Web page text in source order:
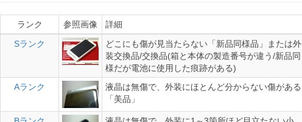
ランク 参照画像
詳細
Sランク
どこにも傷が見当たらない「新品同様品」または外
装交換品/交換品(箱と本体の製造番号が違う/新品同
様だが電池に使用した痕跡がある)
Aランク
液晶は無傷で、外装にほとんど分からない傷がある
「美品」